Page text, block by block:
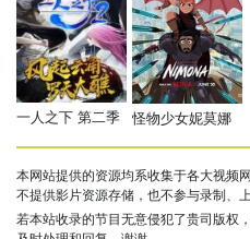
一人之下 第二季 怪物少女妮莫娜
本网站提供的资源均系收集于各大视频
不提供影片资源存储，也不参与录制、
若本站收录的节目无意侵犯了贵司版权